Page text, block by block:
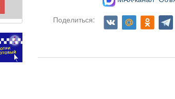
Поделиться: